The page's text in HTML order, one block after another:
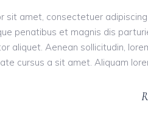
sit amet, consectetuer
penatibus et magnis dis
aliquet. Aenean sollicitudin,
cursus a sit amet. Aliquam